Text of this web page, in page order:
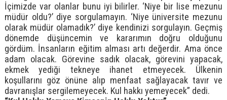
İçimizde var olanlar bunu iyi bilirler. ‘Niye bir lise mezunu
müdür oldu?’ diye sorgulamayın. ‘Niye üniversite mezunu
olarak müdür olamadık?’ diye kendinizi sorgulayın. Geçmiş
dönemde düşüncemin ve kararımın doğru olduğunu
gördüm. İnsanların eğitim alması artı değerdir. Ama önce
adam olacak. Görevine sadık olacak, görevini yapacak,
ekmek yediği tekneye ihanet etmeyecek. Ülkenin
koşullarını göz önüne alıp menfaat sağlayacak tavır ve
davranışlar sergilemeyecek. Kul hakkı yemeyecek” dedi.